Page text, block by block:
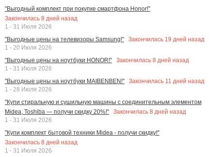
"Выгодный комплект при покупке смартфона Honor!"
Закончилась 8 дней назад
1 - 31 Июля 2026
"Выгодные цены на телевизоры Samsung!"
Закончилась 19 дней назад
1 - 20 Июля 2026
"Выгодные цены на ноутбуки HONOR!"
Закончилась 8 дней назад
1 - 31 Июля 2026
"Выгодные цены на ноутбуки MAIBENBEN!"
Закончилась 11 дней назад
1 - 28 Июля 2026
"Купи стиральную и сушильную машины с соединительным элементом
Midea, Toshiba — получи скидку 20%!"
Закончилась 8 дней назад
1 - 31 Июля 2026
"Купи комплект бытовой техники Midea - получи скидку!"
Закончилась 8 дней назад
1 - 31 Июля 2026